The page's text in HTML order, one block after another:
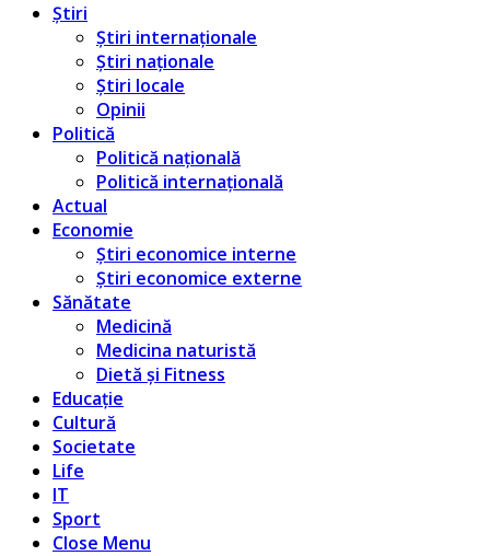
Știri
Știri internaționale
Știri naționale
Știri locale
Opinii
Politică
Politică națională
Politică internațională
Actual
Economie
Știri economice interne
Știri economice externe
Sănătate
Medicină
Medicina naturistă
Dietă și Fitness
Educație
Cultură
Societate
Life
IT
Sport
Close Menu